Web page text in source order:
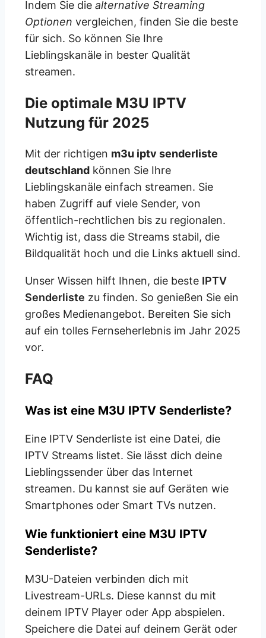
Indem Sie die alternative Streaming
Optionen vergleichen, finden Sie die beste
für sich. So können Sie Ihre
Lieblingskanäle in bester Qualität
streamen.
Die optimale M3U IPTV
Nutzung für 2025
Mit der richtigen m3u iptv senderliste
deutschland können Sie Ihre
Lieblingskanäle einfach streamen. Sie
haben Zugriff auf viele Sender, von
öffentlich-rechtlichen bis zu regionalen.
Wichtig ist, dass die Streams stabil, die
Bildqualität hoch und die Links aktuell sind.
Unser Wissen hilft Ihnen, die beste IPTV
Senderliste zu finden. So genießen Sie ein
großes Medienangebot. Bereiten Sie sich
auf ein tolles Fernseherlebnis im Jahr 2025
vor.
FAQ
Was ist eine M3U IPTV Senderliste?
Eine IPTV Senderliste ist eine Datei, die
IPTV Streams listet. Sie lässt dich deine
Lieblingssender über das Internet
streamen. Du kannst sie auf Geräten wie
Smartphones oder Smart TVs nutzen.
Wie funktioniert eine M3U IPTV
Senderliste?
M3U-Dateien verbinden dich mit
Livestream-URLs. Diese kannst du mit
deinem IPTV Player oder App abspielen.
Speichere die Datei auf deinem Gerät oder